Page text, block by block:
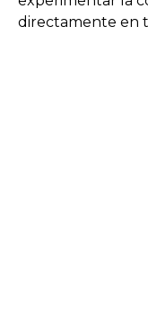
directamente en